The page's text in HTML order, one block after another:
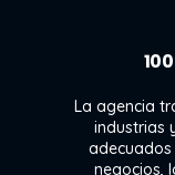
La agencia
industrias
negocios,